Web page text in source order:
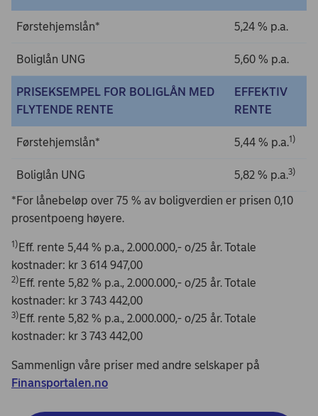
Førstehjemslån* 5,24 % p.a.
Boliglån UNG 5,60 % p.a.
PRISEKSEMPEL FOR BOLIGLÅN MED
FLYTENDE RENTE
EFFEKTIV
RENTE
Førstehjemslån* 5,44 % p.a.1)
Boliglån UNG 5,82 % p.a.3)
*For lånebeløp over 75 % av boligverdien er prisen 0,10
prosentpoeng høyere.
1 )Eff. rente 5,44 % p.a., 2.000.000,- o/25 år. Totale
kostnader: kr 3 614 947,00
2)Eff. rente 5,82 % p.a., 2.000.000,- o/25 år. Totale
kostnader: kr 3 743 442,00
3)Eff. rente 5,82 % p.a., 2.000.000,- o/25 år. Totale
kostnader: kr 3 743 442,00
Sammenlign våre priser med andre selskaper på
Finansportalen.no